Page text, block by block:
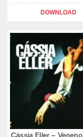
DOWNLOAD
Cássia Eller – Veneno